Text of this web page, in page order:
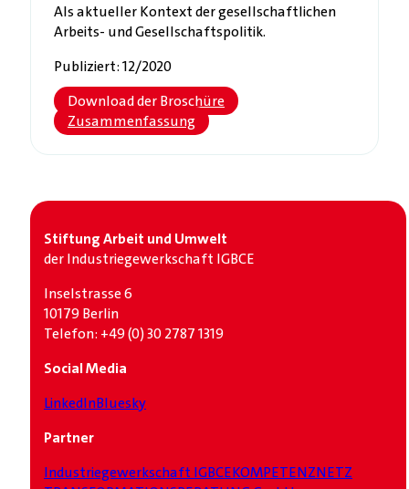
Als aktueller Kontext der gesellschaftlichen
Arbeits- und Gesellschaftspolitik.
Publiziert: 12/2020
Download der Broschüre
Zusammenfassung
Stiftung Arbeit und Umwelt
der Industrie­gewerkschaft IGBCE
Inselstrasse 6
10179 Berlin
Telefon: +49 (0) 30 2787 1319
Social Media
LinkedInBluesky
Partner
Industrie­gewerkschaft IGBCEKOMPETENZNETZ